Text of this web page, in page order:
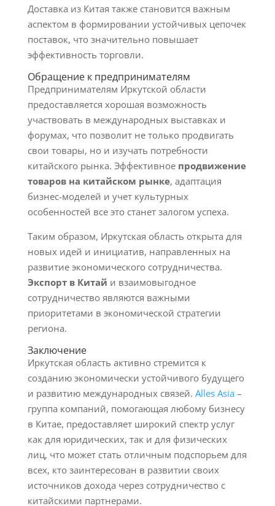
Доставка из Китая также становится важным
аспектом в формировании устойчивых цепочек
поставок, что значительно повышает
эффективность торговли.
Обращение к предпринимателям
Предпринимателям Иркутской области
предоставляется хорошая возможность
участвовать в международных выставках и
форумах, что позволит не только продвигать
свои товары, но и изучать потребности
китайского рынка. Эффективное продвижение
товаров на китайском рынке, адаптация
бизнес-моделей и учет культурных
особенностей все это станет залогом успеха.
Таким образом, Иркутская область открыта для
новых идей и инициатив, направленных на
развитие экономического сотрудничества.
Экспорт в Китай и взаимовыгодное
сотрудничество являются важными
приоритетами в экономической стратегии
региона.
Заключение
Иркутская область активно стремится к
созданию экономически устойчивого будущего
и развитию международных связей. Alles Asia –
группа компаний, помогающая любому бизнесу
в Китае, предоставляет широкий спектр услуг
как для юридических, так и для физических
лиц, что может стать отличным подспорьем для
всех, кто заинтересован в развитии своих
источников дохода через сотрудничество с
китайскими партнерами.